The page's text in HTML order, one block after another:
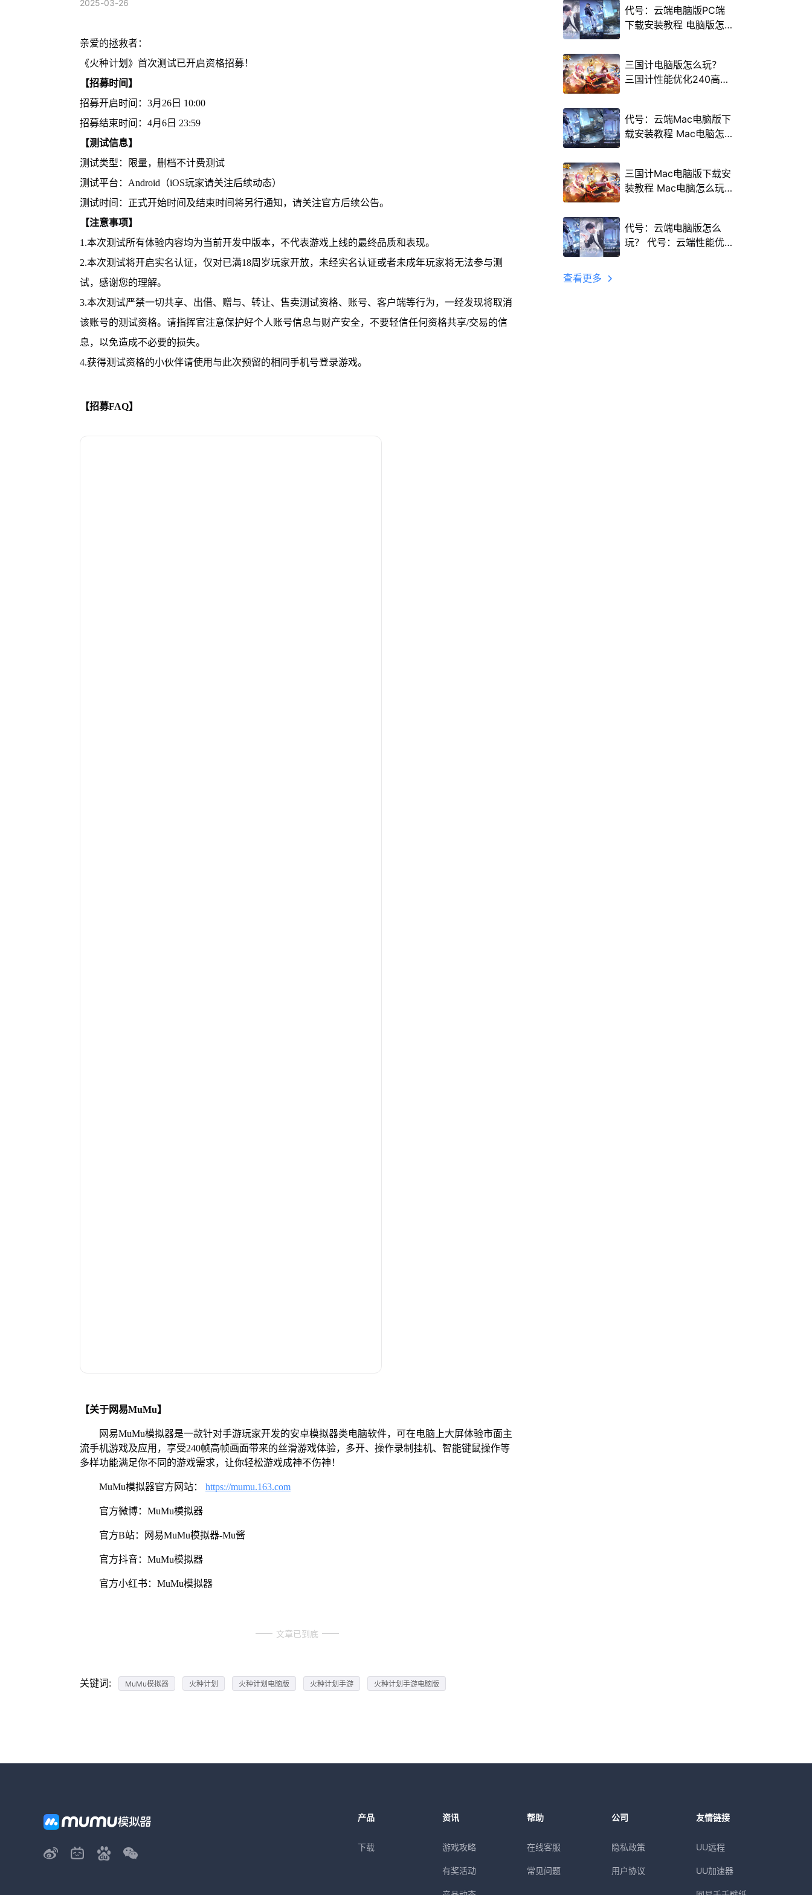
2025-03-26
亲爱的拯救者：
《火种计划》首次测试已开启资格招募！
【招募时间】
招募开启时间：3月26日 10:00
招募结束时间：4月6日 23:59
【测试信息】
测试类型：限量，删档不计费测试
测试平台：Android（iOS玩家请关注后续动态）
测试时间：正式开始时间及结束时间将另行通知，请关注官方后续公告。
【注意事项】
1.本次测试所有体验内容均为当前开发中版本，不代表游戏上线的最终品质和表现。
2.本次测试将开启实名认证，仅对已满18周岁玩家开放，未经实名认证或者未成年玩家将无法参与测
试，感谢您的理解。
3.本次测试严禁一切共享、出借、赠与、转让、售卖测试资格、账号、客户端等行为，一经发现将取消
该账号的测试资格。请指挥官注意保护好个人账号信息与财产安全，不要轻信任何资格共享/交易的信
息，以免造成不必要的损失。
4.获得测试资格的小伙伴请使用与此次预留的相同手机号登录游戏。
【招募FAQ】
【关于网易MuMu】
网易MuMu模拟器是一款针对手游玩家开发的安卓模拟器类电脑软件，可在电脑上大屏体验市面主
流手机游戏及应用，享受240帧高帧画面带来的丝滑游戏体验，多开、操作录制挂机、智能键鼠操作等
多样功能满足你不同的游戏需求，让你轻松游戏成神不伤神！
MuMu模拟器官方网站： https://mumu.163.com
官方微博：MuMu模拟器
官方B站：网易MuMu模拟器-Mu酱
官方抖音：MuMu模拟器
官方小红书：MuMu模拟器
文章已到底
关键词: MuMu模拟器 火种计划 火种计划电脑版 火种计划手游 火种计划手游电脑版
代号：云端电脑版PC端
下载安装教程 电脑版怎
三国计电脑版怎么玩？
三国计性能优化240高帧
代号：云端Mac电脑版下
载安装教程 Mac电脑怎
三国计Mac电脑版下载安
装教程 Mac电脑怎么玩
代号：云端电脑版怎么
玩？ 代号：云端性能优
查看更多
产品
下载
资讯
游戏攻略
有奖活动
帮助
在线客服
常见问题
公司
隐私政策
用户协议
友情链接
UU远程
UU加速器